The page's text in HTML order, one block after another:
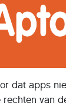
dat apps
van